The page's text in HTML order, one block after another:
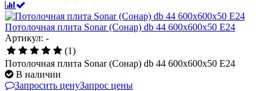
Потолочная плита Sonar (Сонар) db 44 600x600x50 E24
Артикул: -
(1)
Потолочная плита Sonar (Сонар) db 44 600x600x50 E24
В наличии
Запросить ценуЗапрос цены